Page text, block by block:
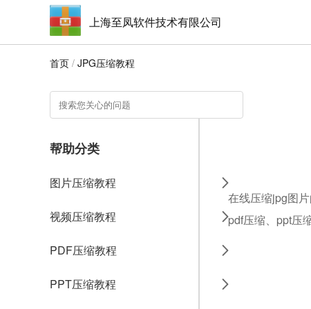
上海至凤软件技术有限公司
首页 / JPG压缩教程
帮助分类
图片压缩教程
视频压缩教程
PDF压缩教程
PPT压缩教程
在线压缩jpg图
pdf压缩、ppt压